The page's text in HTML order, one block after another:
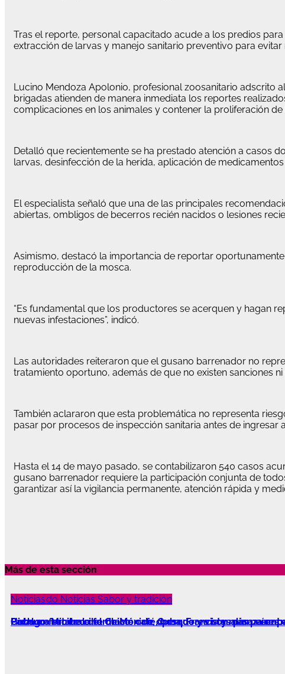
Tras el reporte, personal capacitado acude a los predios
extracción de larvas y manejo sanitario preventivo para evitar
Lucino Mendoza Apolonio, profesional zoosanitario adscrito
brigadas atienden de manera inmediata los reportes
complicaciones en los animales y contener la proliferación
Detalló que recientemente se ha prestado atención a casos
larvas, desinfección de la herida, aplicación de
El especialista señaló que una de las principales
abiertas, ombligos de becerros recién nacidos o lesiones
Asimismo, destacó la importancia de reportar
reproducción de la mosca.
“Es fundamental que los productores se acerquen y hagan
nuevas infestaciones”, indicó.
Las autoridades reiteraron que el gusano barrenador no
tratamiento oportuno, además de que no existen sanciones
También aclararon que esta problemática no representa
pasar por procesos de inspección sanitaria antes de ingresar
Hasta el 14 de mayo pasado, se contabilizaron 540 casos
gusano barrenador requiere la participación conjunta de
garantizar así la vigilancia permanente, atención rápida y
Más de esta sección
Destacado Noticias Sabor y tradición
Coba en Mineral del Chico: café, bosque y vistas para
Noticias
Pachuca recibe cine de México, Cuba, Francia y más
Noticias
Hidalgo fortalece formación de operadores con alianza